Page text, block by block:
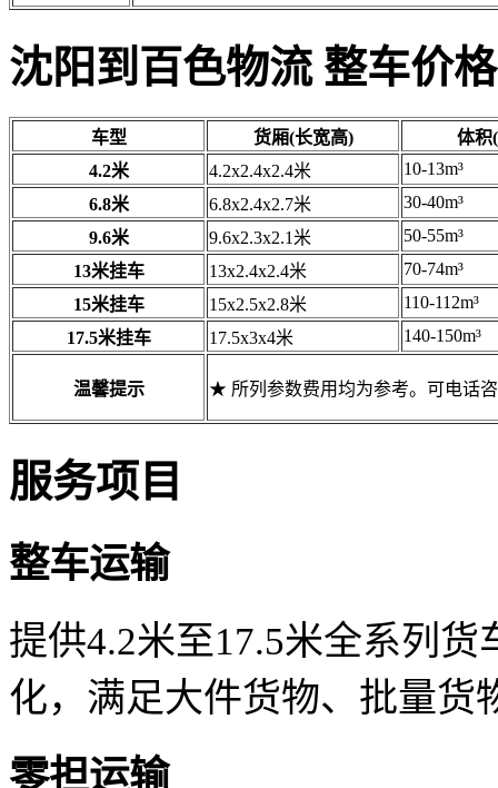
沈阳到百色物流 整车价格
车型 货厢(长宽高)
体积
4.2米
4.2x2.4x2.4米
10-13m³
6.8米
6.8x2.4x2.7米
30-40m³
9.6米
9.6x2.3x2.1米
50-55m³
13米挂车
13x2.4x2.4米
70-74m³
15米挂车
15x2.5x2.8米
110-112m³
17.5米挂车
17.5x3x4米 140-150m³
温馨提示 ★ 所列参数费用均为参考。可电话
服务项目
整车运输
提供4.2米至17.5米全系列
化，满足大件货物、批量货
零担运输